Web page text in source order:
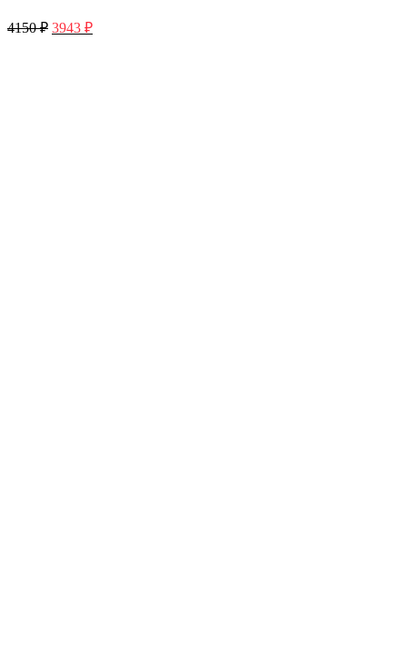
4150₽ 3943 ₽